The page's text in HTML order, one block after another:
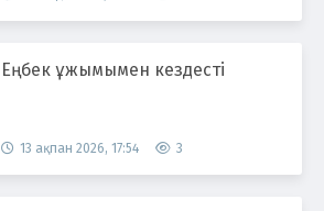
Еңбек ұжымымен кездесті
13 ақпан 2026, 17:54 3